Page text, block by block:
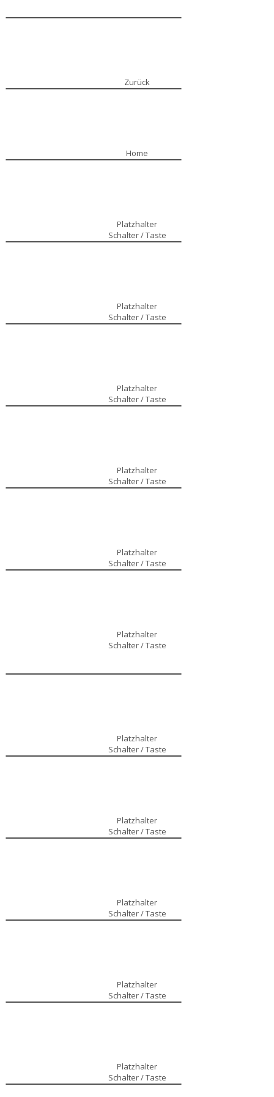
Zurück
Home
Platzhalter
Schalter / Taste
Platzhalter
Schalter / Taste
Platzhalter
Schalter / Taste
Platzhalter
Schalter / Taste
Platzhalter
Schalter / Taste
Platzhalter
Schalter / Taste
Platzhalter
Schalter / Taste
Platzhalter
Schalter / Taste
Platzhalter
Schalter / Taste
Platzhalter
Schalter / Taste
Platzhalter
Schalter / Taste